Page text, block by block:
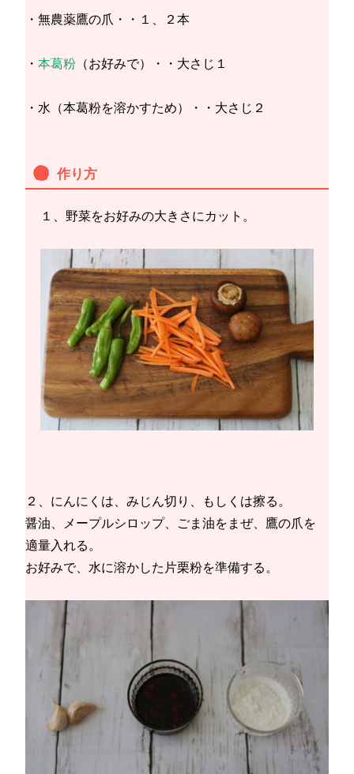
・無農薬鷹の爪・・１、２本
・本葛粉 （お好みで）・・大さじ１
・水（本葛粉を溶かすため）・・大さじ２
作り方
１、野菜をお好みの大きさにカット。
２、にんにくは、みじん切り、もしくは擦る。
醤油、メープルシロップ、ごま油をまぜ、鷹の爪を
適量入れる。
お好みで、水に溶かした片栗粉を準備する。